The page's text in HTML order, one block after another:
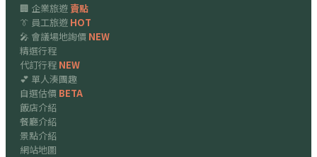
🏢 企業旅遊賣點
👔 員工旅遊 HOT
🎤 會議場地詢價 NEW
精選行程
代訂行程 NEW
💕 單人湊團趣
自選估價 BETA
飯店介紹
餐廳介紹
景點介紹
網站地圖